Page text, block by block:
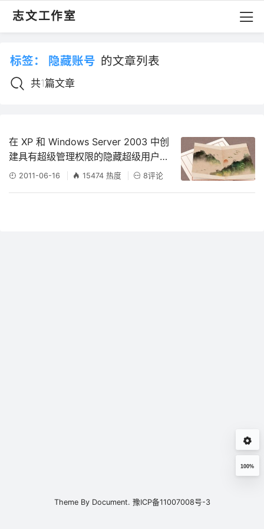
志文工作室
标签： 隐藏账号 的文章列表
共1篇文章
在 XP 和 Windows Server 2003 中创
建具有超级管理权限的隐藏超级用户的
方法2011-06-16 15474 热度 8评论
100%
Theme By Document. 豫ICP备11007008号-3